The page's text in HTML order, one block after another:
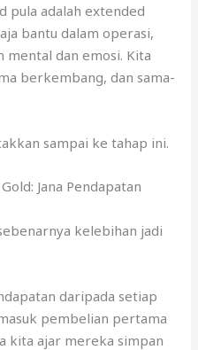
pula adalah extended
bantu dalam operasi,
dan emosi. Kita
berkembang, dan sama-
sampai ke tahap ini.
Jana Pendapatan
kelebihan jadi
daripada setiap
pembelian pertama
kita ajar mereka simpan